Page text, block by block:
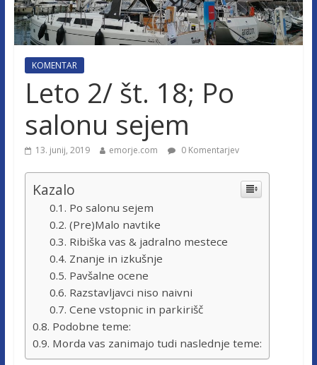
KOMENTAR
Leto 2/ št. 18; Po
salonu sejem
13. junij, 2019 emorje.com 0 Komentarjev
Kazalo
Po salonu sejem
(Pre)Malo navtike
Ribiška vas & jadralno mestece
Znanje in izkušnje
Pavšalne ocene
Razstavljavci niso naivni
Cene vstopnic in parkirišč
Podobne teme:
Morda vas zanimajo tudi naslednje teme: